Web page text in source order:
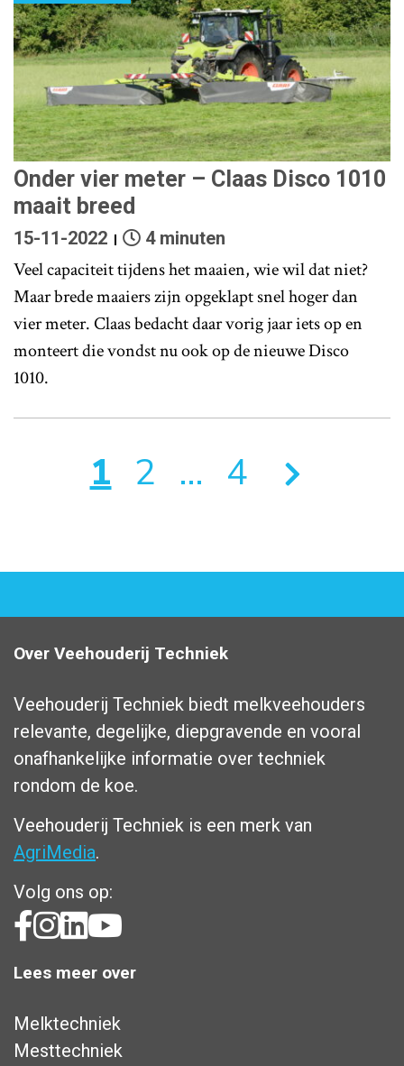
Onder vier meter – Claas Disco 1010
maait breed
15-11-2022 4 minuten
Veel capaciteit tijdens het maaien, wie wil dat niet?
Maar brede maaiers zijn opgeklapt snel hoger dan
vier meter. Claas bedacht daar vorig jaar iets op en
monteert die vondst nu ook op de nieuwe Disco
1010.
1 2 … 4
Over Veehouderij Techniek
Veehouderij Techniek biedt melkveehouders
relevante, degelijke, diepgravende en vooral
onafhankelijke informatie over techniek
rondom de koe.
Veehouderij Techniek is een merk van
AgriMedia.
Volg ons op:
Lees meer over
Melktechniek
Mesttechniek